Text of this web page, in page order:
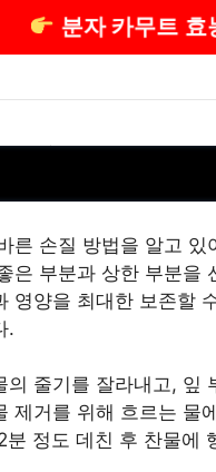
분자 카무트 효
른 손질 방법을 알고
은 부분과 상한 부분을
영양을 최대한 보존할
.
의 줄기를 잘라내고, 잎
제거를 위해 흐르는 물
분 정도 데친 후 찬물에